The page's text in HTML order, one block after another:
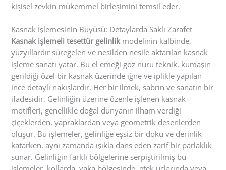
kişisel zevkin mükemmel birleşimini temsil eder.
Kasnak İşlemesinin Büyüsü: Detaylarda Saklı Zarafet
Kasnak işlemeli tesettür gelinlikmodelinin kalbinde,
yüzyıllardır süregelen ve nesilden nesile aktarılan kasnak
işleme sanatı yatar. Bu el emeği göz nuru teknik, kumaşın
gerildiği özel bir kasnak üzerinde iğne ve iplikle yapılan
ince detaylı nakışlardır. Her bir ilmek, sabrın ve sanatın bir
ifadesidir. Gelinliğin üzerine özenle işlenen kasnak
motifleri, genellikle doğal dünyanın ilham verdiği
çiçeklerden, yapraklardan veya geometrik desenlerden
oluşur. Bu işlemeler, gelinliğe eşsiz bir doku ve derinlik
katarken, aynı zamanda ışıkla dans eden zarif bir parlaklık
sunar. Gelinliğin farklı bölgelerine serpiştirilmiş bu